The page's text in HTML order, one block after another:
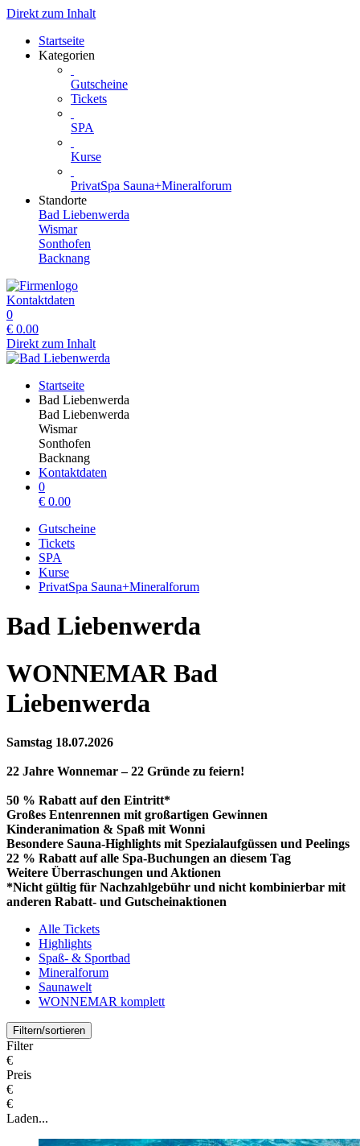
Direkt zum Inhalt
Startseite
Kategorien
Gutscheine
Tickets
SPA
Kurse
PrivatSpa Sauna+Mineralforum
Standorte
Bad Liebenwerda
Wismar
Sonthofen
Backnang
Kontaktdaten
0
€ 0.00
Direkt zum Inhalt
Startseite
Bad Liebenwerda
Bad Liebenwerda
Wismar
Sonthofen
Backnang
Kontaktdaten
0
€ 0.00
Gutscheine
Tickets
SPA
Kurse
PrivatSpa Sauna+Mineralforum
Bad Liebenwerda
WONNEMAR Bad
Liebenwerda
Samstag 18.07.2026
22 Jahre Wonnemar – 22 Gründe zu feiern!
50 % Rabatt auf den Eintritt*
Großes Entenrennen mit großartigen Gewinnen
Kinderanimation & Spaß mit Wonni
Besondere Sauna-Highlights mit Spezialaufgüssen und Peelings
22 % Rabatt auf alle Spa-Buchungen an diesem Tag
Weitere Überraschungen und Aktionen
*Nicht gültig für Nachzahlgebühr und nicht kombinierbar mit
anderen Rabatt- und Gutscheinaktionen
Alle Tickets
Highlights
Spaß- & Sportbad
Mineralforum
Saunawelt
WONNEMAR komplett
Filtern/sortieren
Filter
€
Preis
€
€
Laden...